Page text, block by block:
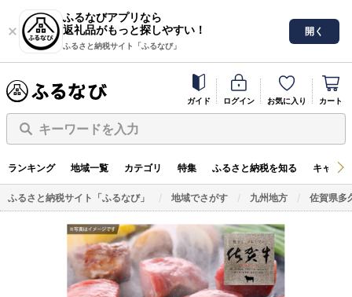
ふるなびアプリなら
返礼品がもっと探しやすい！
ふるさと納税サイト「ふるなび」
開く
ガイド ログイン お気に入り カート
キーワードを入力
ランキング 地域一覧 カテゴリ 特集 ふるさと納税を知る キャン
ふるさと納税サイト「ふるなび」 地域でさがす 九州地方 佐賀県多